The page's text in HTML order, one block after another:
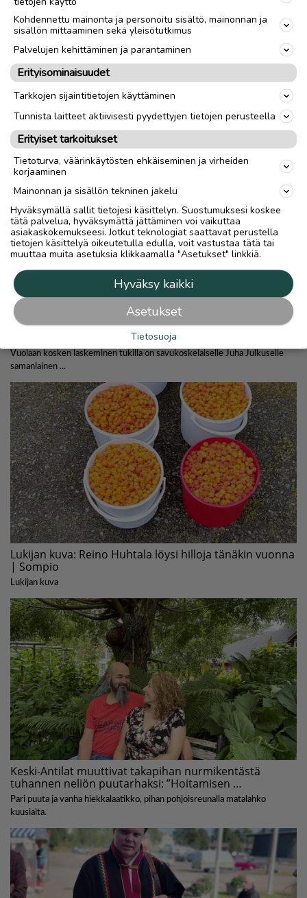
Kohdennettu mainonta ja personoitu sisältö, mainonnan ja
sisällön mittaaminen sekä yleisötutkimus
Palvelujen kehittäminen ja parantaminen
Erityisominaisuudet
Tarkkojen sijaintitietojen käyttäminen
Tunnista laitteet aktiivisesti pyydettyjen tietojen perusteella
Erityiset tarkoitukset
Tietoturva, väärinkäytösten ehkäiseminen ja virheiden
korjaaminen
Mainonnan ja sisällön tekninen jakelu
Hyväksymällä sallit tietojesi käsittelyn. Suostumuksesi koskee
tätä palvelua, hyväksymättä jättäminen voi vaikuttaa
asiakaskokemukseesi. Jotkut teknologiat saattavat perustella
tietojen käsittelyä oikeutetulla edulla, voit vastustaa tätä tai
muuttaa muita asetuksia klikkaamalla "Asetukset" linkkiä.
Hyväksy kaikki
Asetukset
Tietosuoja